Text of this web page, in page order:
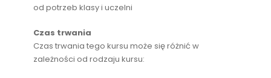
od potrzeb klasy i uczelni
Czas trwania
Czas trwania tego kursu może się różnić w
zależności od rodzaju kursu: